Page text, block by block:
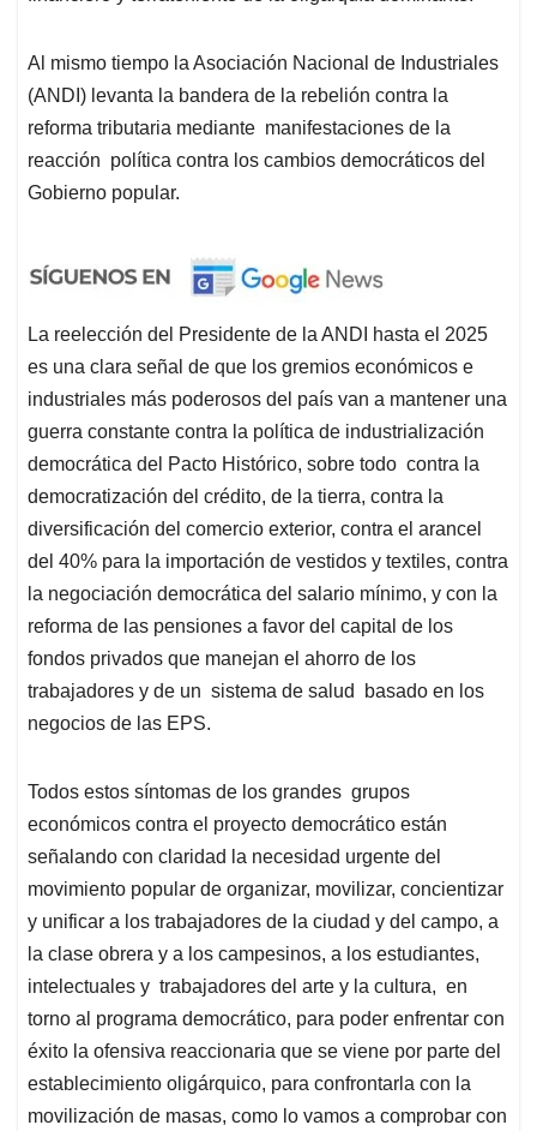
Al mismo tiempo la Asociación Nacional de Industriales
(ANDI) levanta la bandera de la rebelión contra la
reforma tributaria mediante manifestaciones de la
reacción política contra los cambios democráticos del
Gobierno popular.
La reelección del Presidente de la ANDI hasta el 2025
es una clara señal de que los gremios económicos e
industriales más poderosos del país van a mantener una
guerra constante contra la política de industrialización
democrática del Pacto Histórico, sobre todo contra la
democratización del crédito, de la tierra, contra la
diversificación del comercio exterior, contra el arancel
del 40% para la importación de vestidos y textiles, contra
la negociación democrática del salario mínimo, y con la
reforma de las pensiones a favor del capital de los
fondos privados que manejan el ahorro de los
trabajadores y de un sistema de salud basado en los
negocios de las EPS.
Todos estos síntomas de los grandes grupos
económicos contra el proyecto democrático están
señalando con claridad la necesidad urgente del
movimiento popular de organizar, movilizar, concientizar
y unificar a los trabajadores de la ciudad y del campo, a
la clase obrera y a los campesinos, a los estudiantes,
intelectuales y trabajadores del arte y la cultura, en
torno al programa democrático, para poder enfrentar con
éxito la ofensiva reaccionaria que se viene por parte del
establecimiento oligárquico, para confrontarla con la
movilización de masas, como lo vamos a comprobar con